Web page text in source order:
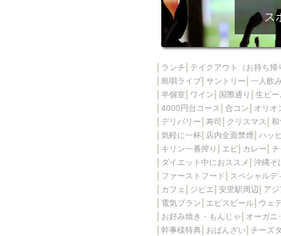
ス
カニ
ホ
マ
市
綺
ク
壺
ラ
ス
ランチ テイクアウト（お持ち帰
島唄ライブ サントリー 一人飲
半個室
ワイン 国際通り 生ビー
4000円台コース
合コン オリオ
デリバリー
寿司 クリスマス 和
気軽に一杯
店内全面禁煙 ハッ
キリン一番搾り
エビ カレー チ
ダイエット中におススメ
沖縄そ
ファーストフード
スペシャルデ
カフェ
ジビエ 安里駅周辺 ア
電気ブラン
エビスビール ウェ
お好み焼き・もんじゃ
オーガニ
幹事様特典
おばんざい チーズ